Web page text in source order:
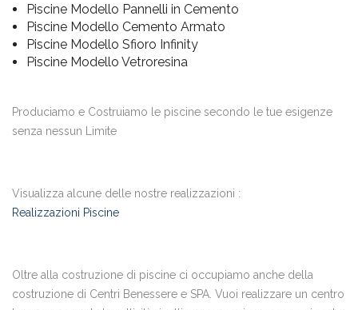
Piscine Modello Pannelli in Cemento
Piscine Modello Cemento Armato
Piscine Modello Sfioro Infinity
Piscine Modello Vetroresina
Produciamo e Costruiamo le piscine secondo le tue esigenze
senza nessun Limite
Visualizza alcune delle nostre realizzazioni :
Realizzazioni Piscine
Oltre alla costruzione di piscine ci occupiamo anche della
costruzione di Centri Benessere e SPA. Vuoi realizzare un centro